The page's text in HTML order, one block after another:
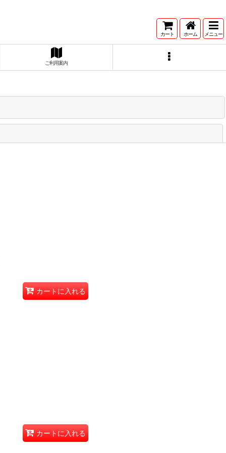
カート ホーム メニュー
ご利用案内
カートに入れる
カートに入れる